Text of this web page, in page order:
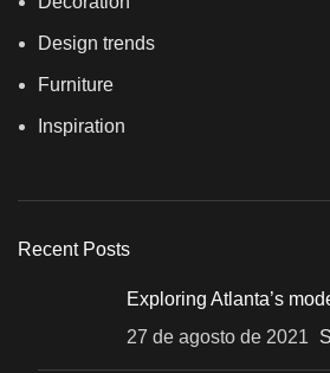
Design trends
Furniture
Inspiration
Recent Posts
Exploring Atlanta’s
27 de agosto de 2021